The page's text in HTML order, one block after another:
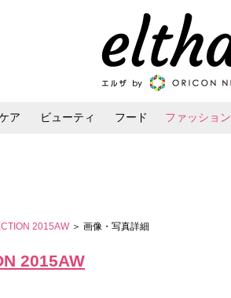
ア ビューティ フード ファッション
2015AW ＞ 画像・写真詳細
2015AW